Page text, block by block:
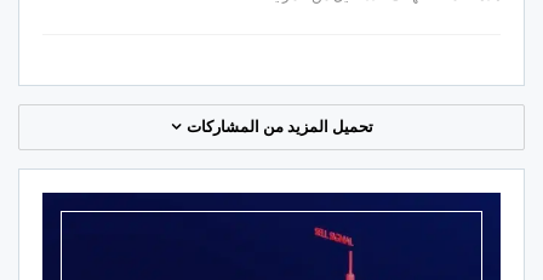
تحميل المزيد من المشاركات